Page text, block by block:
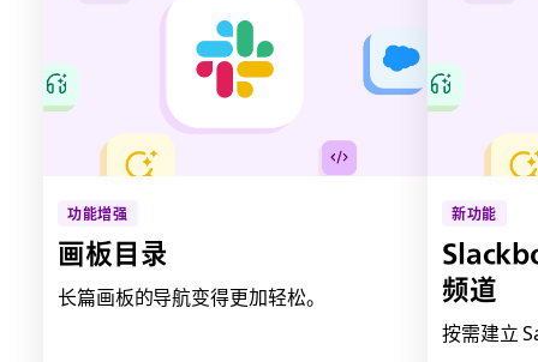
会
在
中
开
功能增强
画板目录
长篇画板的导航变得更加轻松。
会
在
中
打
开
新功能
频道
按需建立